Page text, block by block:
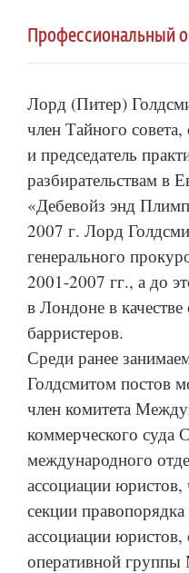
Профессиональный
Лорд (Питер)
член Тайного
и председатель
разбирательствам в
«Дебевойз энд
2007 г. Лорд
генерального
2001-2007 гг., а до
в Лондоне в
барристеров.
Среди ранее
Голдсмитом постов
член комитета
коммерческого суда
международного
ассоциации юристов,
секции
ассоциации юристов,
оперативной